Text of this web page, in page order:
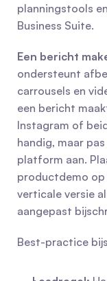
planningstools
Business Suite.
Een bericht
ondersteunt
carrousels en
een bericht
Instagram of
handig, maar
platform aan.
productdemo op
verticale versie
aangepast
Best-practice